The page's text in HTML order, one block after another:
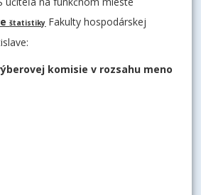
štatistiky Fakulty hospodárskej
komisie v rozsahu meno